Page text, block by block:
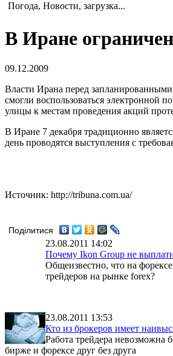
Погода, Новости, загрузка...
В Иране
09.12.2009
Власти Ирана перед
смогли воспользоваться электронной
улицы к местам проведения акций
В Иране 7 декабря традиционно
день проводятся выступления с
Источник: http://tribuna.com.ua/
Поділитися
23.08.2011 14:02
Почему Ikon Group не
Общеизвестно, что на
трейдеров на рынке forex?
23.08.2011 13:53
Кто из брокеров имеет
Работа трейдера невозможна
бирже и форексе друг без друга